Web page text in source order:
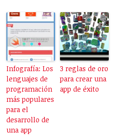
Infografía: Los
lenguajes de
programación
más populares
para el
desarrollo de
una app
3 reglas de oro
para crear una
app de éxito